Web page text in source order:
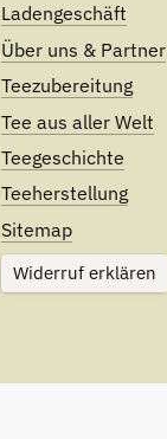
Ladengeschäft
Über uns & Partner
Teezubereitung
Tee aus aller Welt
Teegeschichte
Teeherstellung
Sitemap
Widerruf erklären